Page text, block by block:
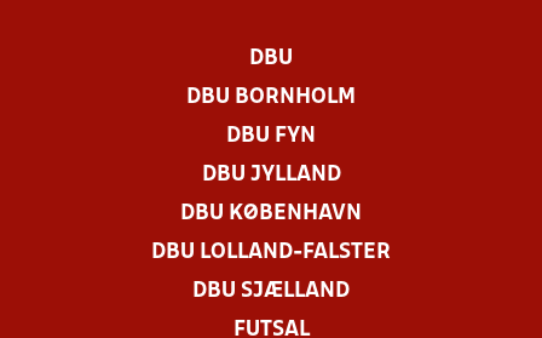
DBU
DBU BORNHOLM
DBU FYN
DBU JYLLAND
DBU KØBENHAVN
DBU LOLLAND-FALSTER
DBU SJÆLLAND
FUTSAL